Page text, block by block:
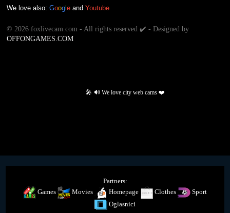
We love also: Goog e and Youtube
© 2026 foxlivecam.com - All rights reserved ✔️ - Designed by
OFFONGAMES.COM
🎤 🔊 We love city web cams ❤️
Partners:
Games
Movies Homepage Clothes
Sport
Oglasnici